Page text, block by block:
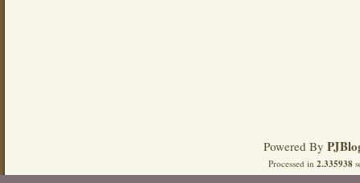
Powered By
Processed in 2.335938